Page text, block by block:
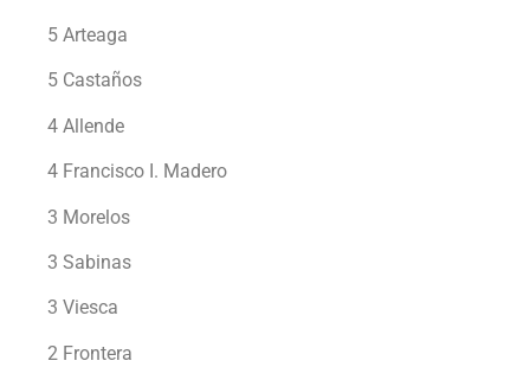
5 Arteaga
5 Castaños
4 Allende
4 Francisco I. Madero
3 Morelos
3 Sabinas
3 Viesca
2 Frontera